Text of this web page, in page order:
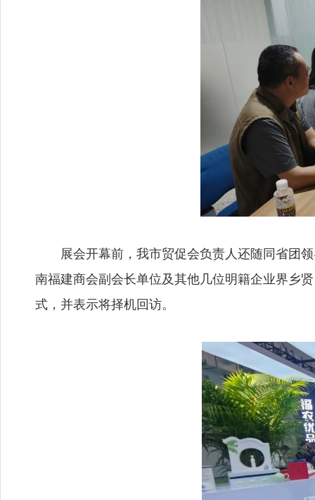
展会开幕前，我市贸促会负责人还随同省团
南福建商会副会长单位及其他几位明籍企业界乡
式，并表示将择机回访。